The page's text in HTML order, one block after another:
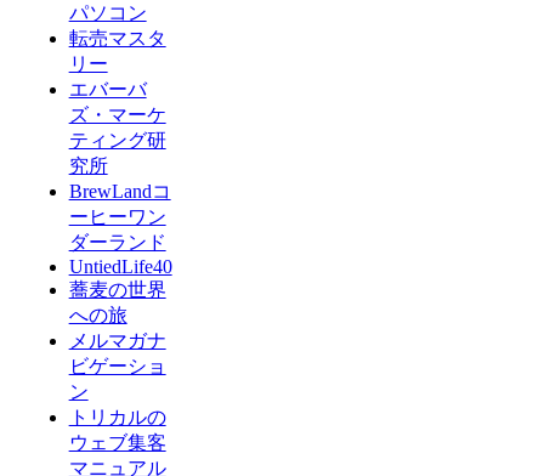
パソコン
転売マスタ
リー
エバーバ
ズ・マーケ
ティング研
究所
BrewLandコ
ーヒーワン
ダーランド
UntiedLife40
蕎麦の世界
への旅
メルマガナ
ビゲーショ
ン
トリカルの
ウェブ集客
マニュアル